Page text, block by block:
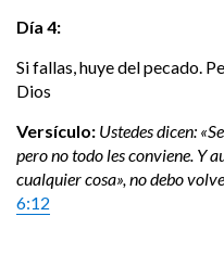
Día 4:
Si fallas, huye del pecado.
Dios
Versículo: Ustedes dicen:
pero no todo les conviene. Y
cualquier cosa», no debo
6:12